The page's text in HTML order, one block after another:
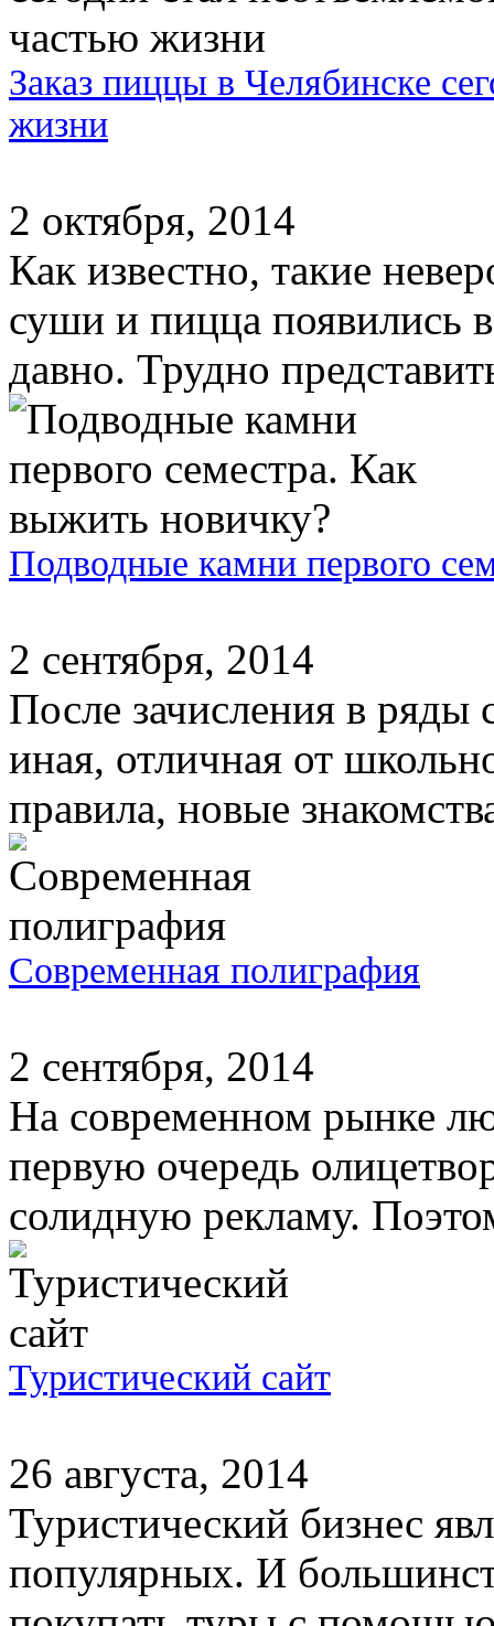
Заказ пиццы в Челябинске
жизни
2 октября, 2014
Как известно, такие
суши и пицца появились
давно. Трудно
Подводные камни первого
2 сентября, 2014
После зачисления в ряды
иная, отличная от
правила, новые
Современная полиграфия
2 сентября, 2014
На современном рынке
первую очередь
солидную рекламу.
Туристический сайт
26 августа, 2014
Туристический бизнес
популярных. И